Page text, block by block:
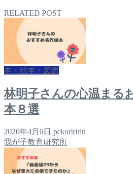
RELATED POST
本・絵本・図鑑
林明子さんの心温まる
本８選
2020年4月6日 pekoriririn
我が子教育研究所